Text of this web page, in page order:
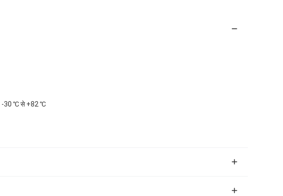
-30 ℃ से +82 ℃